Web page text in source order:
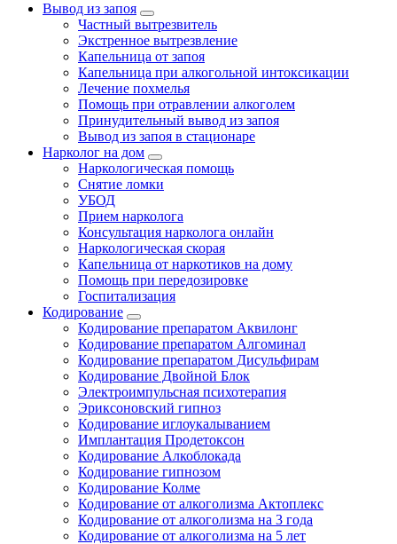
Вывод из запоя
Частный вытрезвитель
Экстренное вытрезвление
Капельница от запоя
Капельница при алкогольной интоксикации
Лечение похмелья
Помощь при отравлении алкоголем
Принудительный вывод из запоя
Вывод из запоя в стационаре
Нарколог на дом
Наркологическая помощь
Снятие ломки
УБОД
Прием нарколога
Консультация нарколога онлайн
Наркологическая скорая
Капельница от наркотиков на дому
Помощь при передозировке
Госпитализация
Кодирование
Кодирование препаратом Аквилонг
Кодирование препаратом Алгоминал
Кодирование препаратом Дисульфирам
Кодирование Двойной Блок
Электроимпульсная психотерапия
Эриксоновский гипноз
Кодирование иглоукалыванием
Имплантация Продетоксон
Кодирование Алкоблокада
Кодирование гипнозом
Кодирование Колме
Кодирование от алкоголизма Актоплекс
Кодирование от алкоголизма на 3 года
Кодирование от алкоголизма на 5 лет